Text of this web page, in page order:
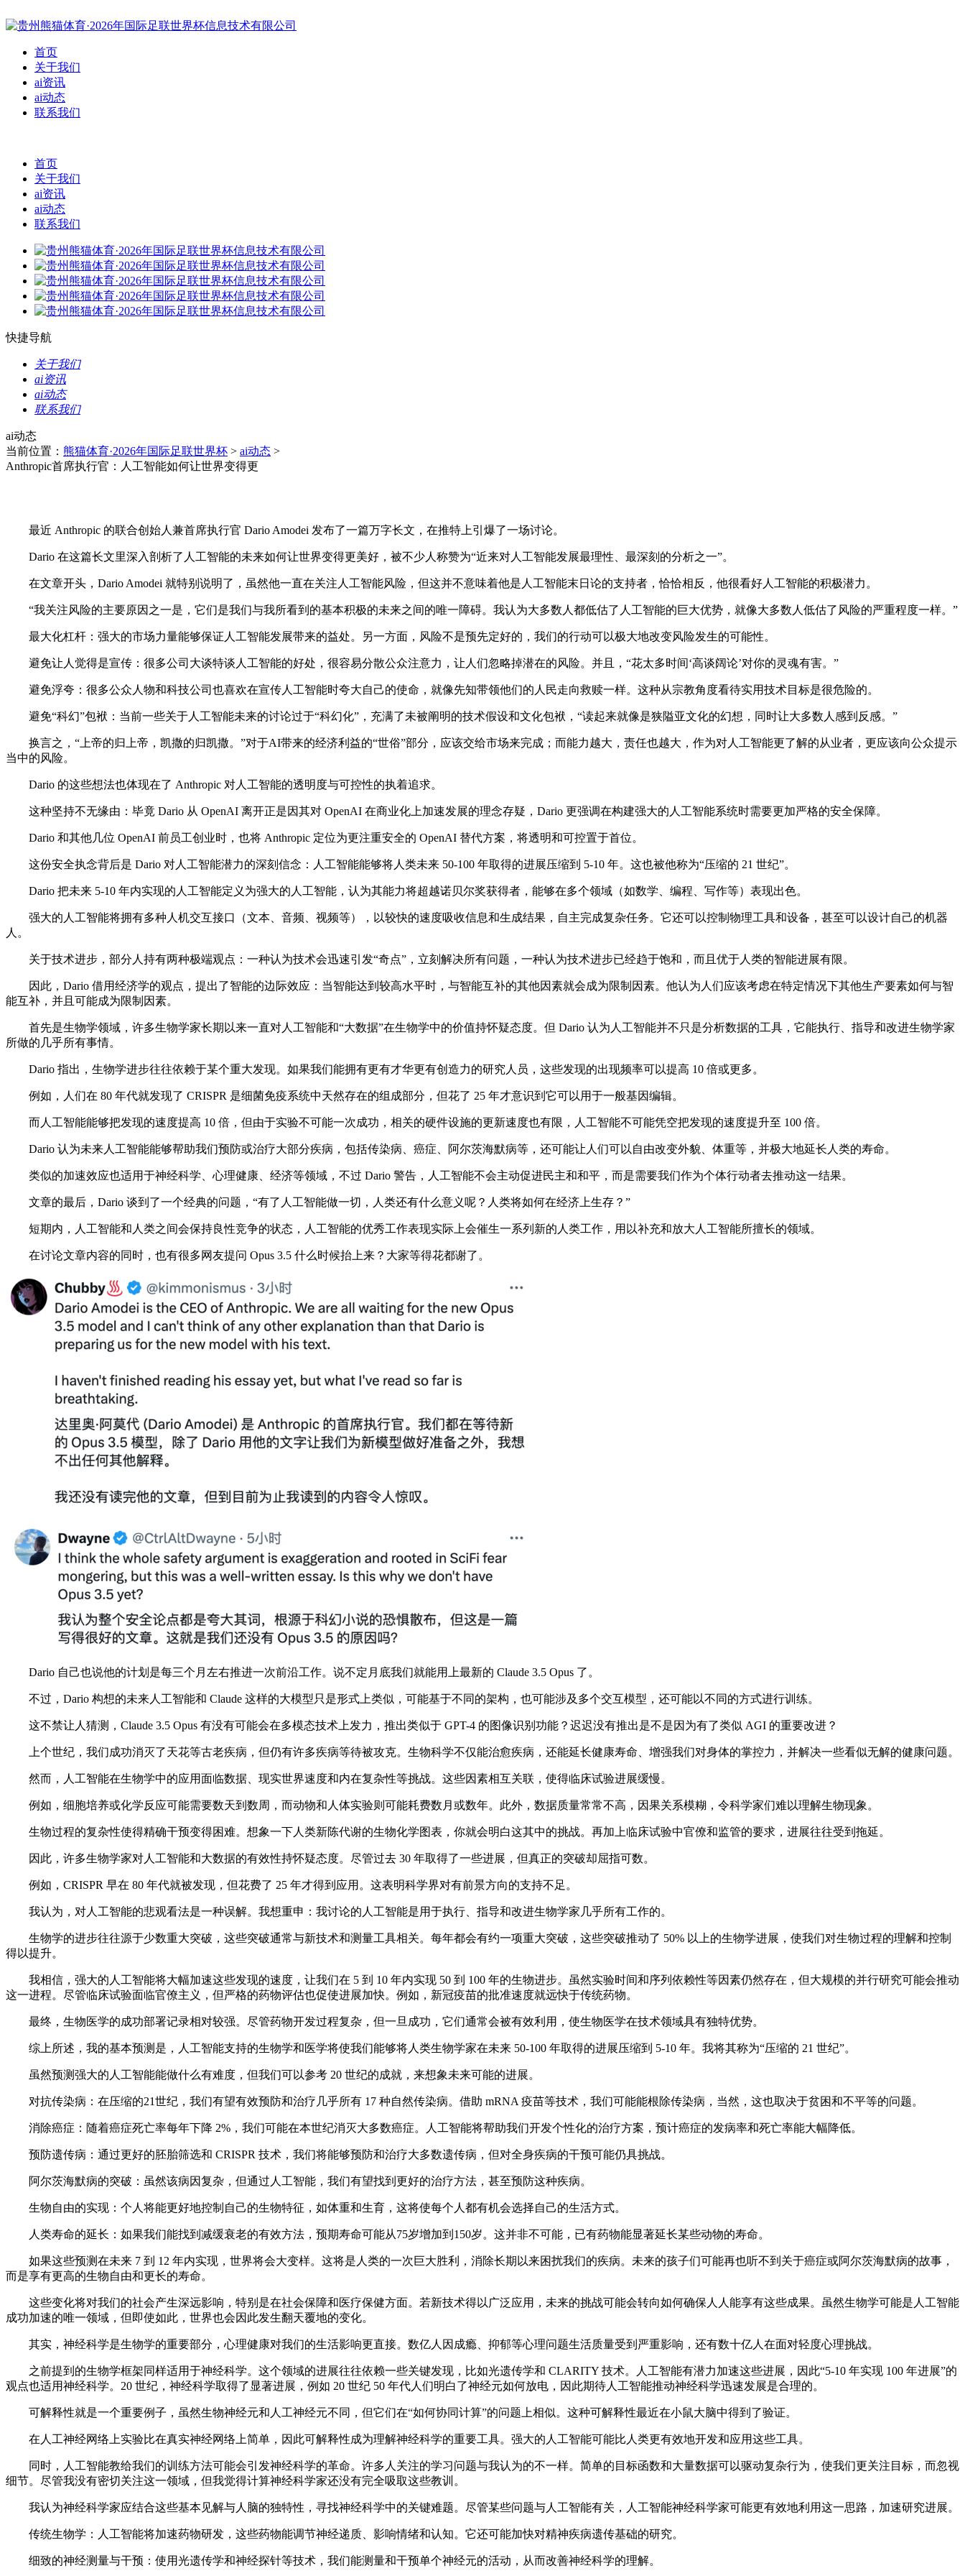
首页
关于我们
ai资讯
ai动态
联系我们
首页
关于我们
ai资讯
ai动态
联系我们
快捷导航
关于我们
ai资讯
ai动态
联系我们
ai动态
当前位置： 熊猫体育·2026年国际足联世界杯 > ai动态 >
Anthropic首席执行官：人工智能如何让世界变得更
最近 Anthropic 的联合创始人兼首席执行官 Dario Amodei 发布了一篇万字长文，在推特上引爆了一场讨论。
Dario 在这篇长文里深入剖析了人工智能的未来如何让世界变得更美好，被不少人称赞为“近来对人工智能发展最理性、最深刻的分析之一”。
在文章开头，Dario Amodei 就特别说明了，虽然他一直在关注人工智能风险，但这并不意味着他是人工智能末日论的支持者，恰恰相反，他很看好人工智能的积极潜力。
“我关注风险的主要原因之一是，它们是我们与我所看到的基本积极的未来之间的唯一障碍。我认为大多数人都低估了人工智能的巨大优势，就像大多数人低估了风险的严重程度一样。”
最大化杠杆：强大的市场力量能够保证人工智能发展带来的益处。另一方面，风险不是预先定好的，我们的行动可以极大地改变风险发生的可能性。
避免让人觉得是宣传：很多公司大谈特谈人工智能的好处，很容易分散公众注意力，让人们忽略掉潜在的风险。并且，“花太多时间‘高谈阔论’对你的灵魂有害。”
避免浮夸：很多公众人物和科技公司也喜欢在宣传人工智能时夸大自己的使命，就像先知带领他们的人民走向救赎一样。这种从宗教角度看待实用技术目标是很危险的。
避免“科幻”包袱：当前一些关于人工智能未来的讨论过于“科幻化”，充满了未被阐明的技术假设和文化包袱，“读起来就像是狭隘亚文化的幻想，同时让大多数人感到反感。”
换言之，“上帝的归上帝，凯撒的归凯撒。”对于AI带来的经济利益的“世俗”部分，应该交给市场来完成；而能力越大，责任也越大，作为对人工智能更了解的从业者，更应该向公众提示
当中的风险。
Dario 的这些想法也体现在了 Anthropic 对人工智能的透明度与可控性的执着追求。
这种坚持不无缘由：毕竟 Dario 从 OpenAI 离开正是因其对 OpenAI 在商业化上加速发展的理念存疑，Dario 更强调在构建强大的人工智能系统时需要更加严格的安全保障。
Dario 和其他几位 OpenAI 前员工创业时，也将 Anthropic 定位为更注重安全的 OpenAI 替代方案，将透明和可控置于首位。
这份安全执念背后是 Dario 对人工智能潜力的深刻信念：人工智能能够将人类未来 50-100 年取得的进展压缩到 5-10 年。这也被他称为“压缩的 21 世纪”。
Dario 把未来 5-10 年内实现的人工智能定义为强大的人工智能，认为其能力将超越诺贝尔奖获得者，能够在多个领域（如数学、编程、写作等）表现出色。
强大的人工智能将拥有多种人机交互接口（文本、音频、视频等），以较快的速度吸收信息和生成结果，自主完成复杂任务。它还可以控制物理工具和设备，甚至可以设计自己的机器
人。
关于技术进步，部分人持有两种极端观点：一种认为技术会迅速引发“奇点”，立刻解决所有问题，一种认为技术进步已经趋于饱和，而且优于人类的智能进展有限。
因此，Dario 借用经济学的观点，提出了智能的边际效应：当智能达到较高水平时，与智能互补的其他因素就会成为限制因素。他认为人们应该考虑在特定情况下其他生产要素如何与智
能互补，并且可能成为限制因素。
首先是生物学领域，许多生物学家长期以来一直对人工智能和“大数据”在生物学中的价值持怀疑态度。但 Dario 认为人工智能并不只是分析数据的工具，它能执行、指导和改进生物学家
所做的几乎所有事情。
Dario 指出，生物学进步往往依赖于某个重大发现。如果我们能拥有更有才华更有创造力的研究人员，这些发现的出现频率可以提高 10 倍或更多。
例如，人们在 80 年代就发现了 CRISPR 是细菌免疫系统中天然存在的组成部分，但花了 25 年才意识到它可以用于一般基因编辑。
而人工智能能够把发现的速度提高 10 倍，但由于实验不可能一次成功，相关的硬件设施的更新速度也有限，人工智能不可能凭空把发现的速度提升至 100 倍。
Dario 认为未来人工智能能够帮助我们预防或治疗大部分疾病，包括传染病、癌症、阿尔茨海默病等，还可能让人们可以自由改变外貌、体重等，并极大地延长人类的寿命。
类似的加速效应也适用于神经科学、心理健康、经济等领域，不过 Dario 警告，人工智能不会主动促进民主和和平，而是需要我们作为个体行动者去推动这一结果。
文章的最后，Dario 谈到了一个经典的问题，“有了人工智能做一切，人类还有什么意义呢？人类将如何在经济上生存？”
短期内，人工智能和人类之间会保持良性竞争的状态，人工智能的优秀工作表现实际上会催生一系列新的人类工作，用以补充和放大人工智能所擅长的领域。
在讨论文章内容的同时，也有很多网友提问 Opus 3.5 什么时候抬上来？大家等得花都谢了。
Dario 自己也说他的计划是每三个月左右推进一次前沿工作。说不定月底我们就能用上最新的 Claude 3.5 Opus 了。
不过，Dario 构想的未来人工智能和 Claude 这样的大模型只是形式上类似，可能基于不同的架构，也可能涉及多个交互模型，还可能以不同的方式进行训练。
这不禁让人猜测，Claude 3.5 Opus 有没有可能会在多模态技术上发力，推出类似于 GPT-4 的图像识别功能？迟迟没有推出是不是因为有了类似 AGI 的重要改进？
上个世纪，我们成功消灭了天花等古老疾病，但仍有许多疾病等待被攻克。生物科学不仅能治愈疾病，还能延长健康寿命、增强我们对身体的掌控力，并解决一些看似无解的健康问题。
然而，人工智能在生物学中的应用面临数据、现实世界速度和内在复杂性等挑战。这些因素相互关联，使得临床试验进展缓慢。
例如，细胞培养或化学反应可能需要数天到数周，而动物和人体实验则可能耗费数月或数年。此外，数据质量常常不高，因果关系模糊，令科学家们难以理解生物现象。
生物过程的复杂性使得精确干预变得困难。想象一下人类新陈代谢的生物化学图表，你就会明白这其中的挑战。再加上临床试验中官僚和监管的要求，进展往往受到拖延。
因此，许多生物学家对人工智能和大数据的有效性持怀疑态度。尽管过去 30 年取得了一些进展，但真正的突破却屈指可数。
例如，CRISPR 早在 80 年代就被发现，但花费了 25 年才得到应用。这表明科学界对有前景方向的支持不足。
我认为，对人工智能的悲观看法是一种误解。我想重申：我讨论的人工智能是用于执行、指导和改进生物学家几乎所有工作的。
生物学的进步往往源于少数重大突破，这些突破通常与新技术和测量工具相关。每年都会有约一项重大突破，这些突破推动了 50% 以上的生物学进展，使我们对生物过程的理解和控制
得以提升。
我相信，强大的人工智能将大幅加速这些发现的速度，让我们在 5 到 10 年内实现 50 到 100 年的生物进步。虽然实验时间和序列依赖性等因素仍然存在，但大规模的并行研究可能会推动
这一进程。尽管临床试验面临官僚主义，但严格的药物评估也促使进展加快。例如，新冠疫苗的批准速度就远快于传统药物。
最终，生物医学的成功部署记录相对较强。尽管药物开发过程复杂，但一旦成功，它们通常会被有效利用，使生物医学在技术领域具有独特优势。
综上所述，我的基本预测是，人工智能支持的生物学和医学将使我们能够将人类生物学家在未来 50-100 年取得的进展压缩到 5-10 年。我将其称为“压缩的 21 世纪”。
虽然预测强大的人工智能能做什么有难度，但我们可以参考 20 世纪的成就，来想象未来可能的进展。
对抗传染病：在压缩的21世纪，我们有望有效预防和治疗几乎所有 17 种自然传染病。借助 mRNA 疫苗等技术，我们可能能根除传染病，当然，这也取决于贫困和不平等的问题。
消除癌症：随着癌症死亡率每年下降 2%，我们可能在本世纪消灭大多数癌症。人工智能将帮助我们开发个性化的治疗方案，预计癌症的发病率和死亡率能大幅降低。
预防遗传病：通过更好的胚胎筛选和 CRISPR 技术，我们将能够预防和治疗大多数遗传病，但对全身疾病的干预可能仍具挑战。
阿尔茨海默病的突破：虽然该病因复杂，但通过人工智能，我们有望找到更好的治疗方法，甚至预防这种疾病。
生物自由的实现：个人将能更好地控制自己的生物特征，如体重和生育，这将使每个人都有机会选择自己的生活方式。
人类寿命的延长：如果我们能找到减缓衰老的有效方法，预期寿命可能从75岁增加到150岁。这并非不可能，已有药物能显著延长某些动物的寿命。
如果这些预测在未来 7 到 12 年内实现，世界将会大变样。这将是人类的一次巨大胜利，消除长期以来困扰我们的疾病。未来的孩子们可能再也听不到关于癌症或阿尔茨海默病的故事，
而是享有更高的生物自由和更长的寿命。
这些变化将对我们的社会产生深远影响，特别是在社会保障和医疗保健方面。若新技术得以广泛应用，未来的挑战可能会转向如何确保人人能享有这些成果。虽然生物学可能是人工智能
成功加速的唯一领域，但即使如此，世界也会因此发生翻天覆地的变化。
其实，神经科学是生物学的重要部分，心理健康对我们的生活影响更直接。数亿人因成瘾、抑郁等心理问题生活质量受到严重影响，还有数十亿人在面对轻度心理挑战。
之前提到的生物学框架同样适用于神经科学。这个领域的进展往往依赖一些关键发现，比如光遗传学和 CLARITY 技术。人工智能有潜力加速这些进展，因此“5-10 年实现 100 年进展”的
观点也适用神经科学。20 世纪，神经科学取得了显著进展，例如 20 世纪 50 年代人们明白了神经元如何放电，因此期待人工智能推动神经科学迅速发展是合理的。
可解释性就是一个重要例子，虽然生物神经元和人工神经元不同，但它们在“如何协同计算”的问题上相似。这种可解释性最近在小鼠大脑中得到了验证。
在人工神经网络上实验比在真实神经网络上简单，因此可解释性成为理解神经科学的重要工具。强大的人工智能可能比人类更有效地开发和应用这些工具。
同时，人工智能教给我们的训练方法可能会引发神经科学的革命。许多人关注的学习问题与我认为的不一样。简单的目标函数和大量数据可以驱动复杂行为，使我们更关注目标，而忽视
细节。尽管我没有密切关注这一领域，但我觉得计算神经科学家还没有完全吸取这些教训。
我认为神经科学家应结合这些基本见解与人脑的独特性，寻找神经科学中的关键难题。尽管某些问题与人工智能有关，人工智能神经科学家可能更有效地利用这一思路，加速研究进展。
传统生物学：人工智能将加速药物研发，这些药物能调节神经递质、影响情绪和认知。它还可能加快对精神疾病遗传基础的研究。
细致的神经测量与干预：使用光遗传学和神经探针等技术，我们能测量和干预单个神经元的活动，从而改善神经科学的理解。